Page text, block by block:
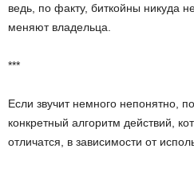
ведь, по факту, биткойны никуда
меняют владельца.
***
Если звучит немного непонятно,
конкретный алгоритм действий,
отличатся, в зависимости от